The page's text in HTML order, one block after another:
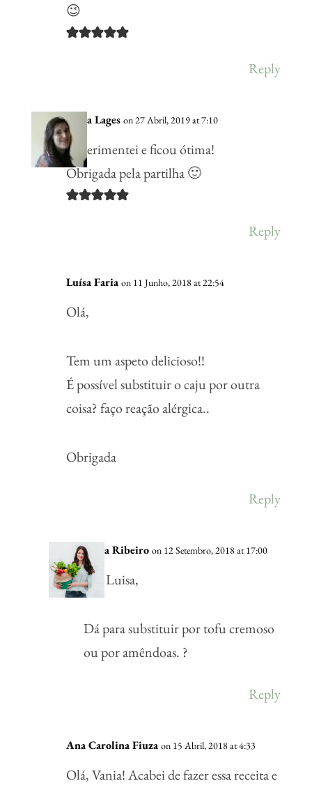
😉
Reply
Vânia Lages on 27 Abril, 2019 at 7:10
Experimentei e ficou ótima!
Obrigada pela partilha 🙂
Reply
Luísa Faria on 11 Junho, 2018 at 22:54
Olá,
Tem um aspeto delicioso!!
É possível substituir o caju por outra
coisa? faço reação alérgica..
Obrigada
Reply
Vânia Ribeiro on 12 Setembro, 2018 at 17:00
Olá Luisa,
Dá para substituir por tofu cremoso
ou por amêndoas. ?
Reply
Ana Carolina Fiuza on 15 Abril, 2018 at 4:33
Olá, Vania! Acabei de fazer essa receita e